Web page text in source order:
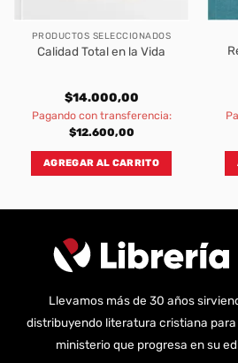
PRODUCTOS SELECCIONADOS
Calidad Total en la Vida
$14.000,00
Pagando con transferencia:
$12.600,00
AGREGAR AL CARRITO
Llevamos más de 30 años
distribuyendo literatura cristiana
ministerio que progresa en su